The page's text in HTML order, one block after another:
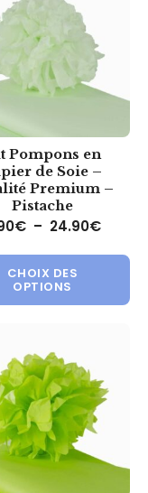
5.40€ à 54.90€
a plusieurs
Pompons en
de Soie –
Premium –
Pistache
€ – 24.90€Plage
CHOIX DES
OPTIONS